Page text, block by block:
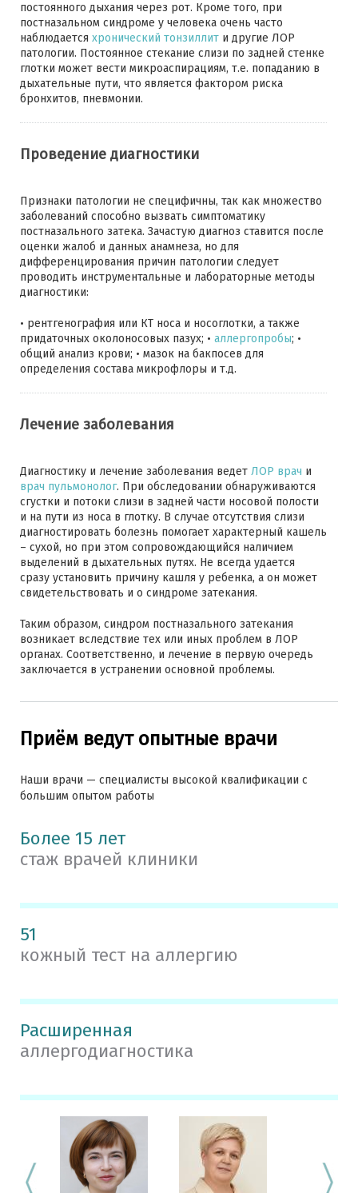
постоянного дыхания через рот. Кроме того, при
постназальном синдроме у человека очень часто
наблюдается хронический тонзиллит и другие ЛОР
патологии. Постоянное стекание слизи по задней стенке
глотки может вести микроаспирациям, т.е. попаданию в
дыхательные пути, что является фактором риска
бронхитов, пневмонии.
Проведение диагностики
Признаки патологии не специфичны, так как множество
заболеваний способно вызвать симптоматику
постназального затека. Зачастую диагноз ставится после
оценки жалоб и данных анамнеза, но для
дифференцирования причин патологии следует
проводить инструментальные и лабораторные методы
диагностики:
• рентгенография или КТ носа и носоглотки, а также
придаточных околоносовых пазух; • аллергопробы; •
общий анализ крови; • мазок на бакпосев для
определения состава микрофлоры и т.д.
Лечение заболевания
Диагностику и лечение заболевания ведет ЛОР врач и
врач пульмонолог. При обследовании обнаруживаются
сгустки и потоки слизи в задней части носовой полости
и на пути из носа в глотку. В случае отсутствия слизи
диагностировать болезнь помогает характерный кашель
– сухой, но при этом сопровождающийся наличием
выделений в дыхательных путях. Не всегда удается
сразу установить причину кашля у ребенка, а он может
свидетельствовать и о синдроме затекания.
Таким образом, синдром постназального затекания
возникает вследствие тех или иных проблем в ЛОР
органах. Соответственно, и лечение в первую очередь
заключается в устранении основной проблемы.
Приём ведут опытные врачи
Наши врачи — специалисты высокой квалификации с
большим опытом работы
Более 15 лет
стаж врачей клиники
51
кожный тест на аллергию
Расширенная
аллергодиагностика